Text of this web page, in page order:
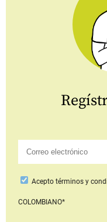
Aceptotérminos y
COLOMBIANO*